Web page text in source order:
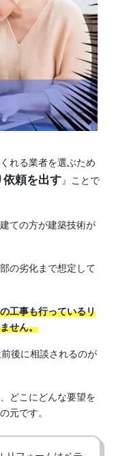
れる業者を選ぶため
依頼を出す』ことで
ての方が建築技術が
の劣化まで想定して
工事も行っているリ
せん。
後に相談されるのが
どこにどんな要望を
元です。